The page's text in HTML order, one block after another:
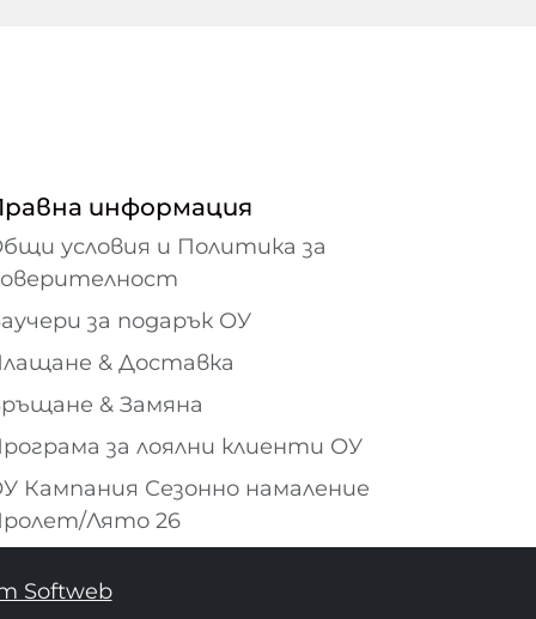
информация
условия и Политика за
за подарък ОУ
& Доставка
& Замяна
за лоялни клиенти ОУ
Кампания Сезонно намаление
Лято 26
Softweb